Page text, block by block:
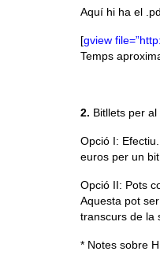
Aquí hi ha el
[gview
Temps
2. Bitllets per
Opció I:
euros per un
Opció II: Pots
Aquesta pot
transcurs de la
* Notes sobre